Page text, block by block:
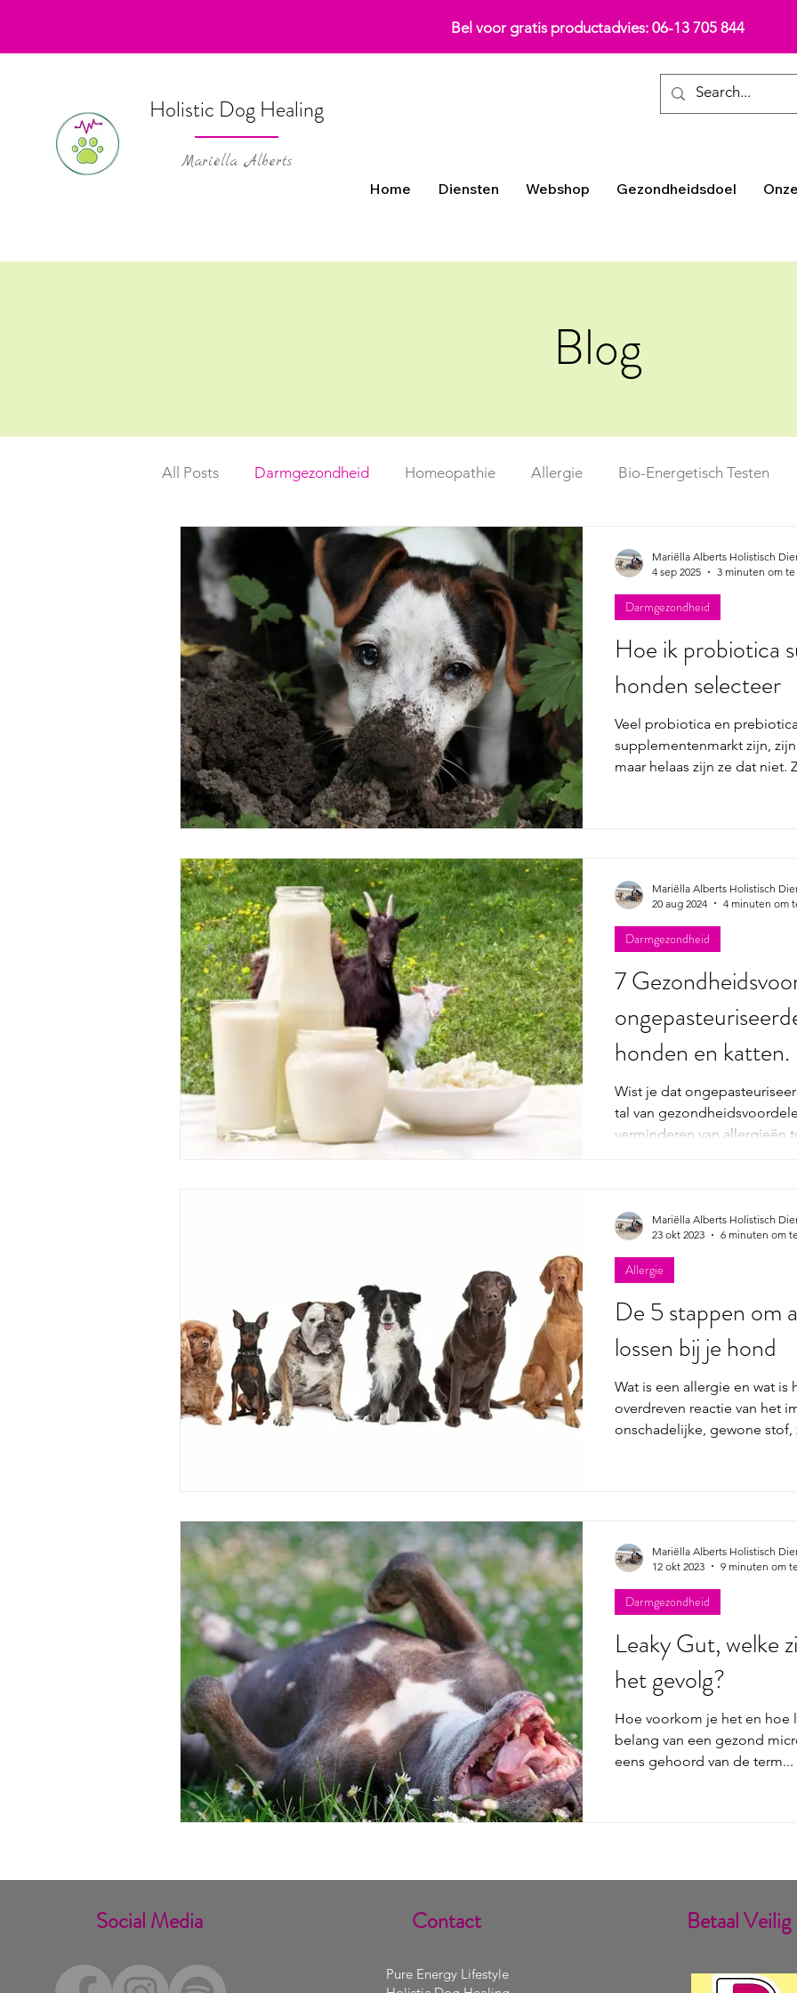
Bel voor gratis productadvies: 06-13 705 844
Holistic Dog Healing
Mariëlla Alberts
Home Diensten Webshop Gezondheidsdoel
Blog
All Posts Darmgezondheid Homeopathie Allergie Bio-Energetisch Testen
Holistische oplossingen Productinformatie Voeding
Hoe ik probiotica
honden selecteer
Veel probiotica en
supplementenmarkt zijn,
maar helaas zijn ze dat niet.
in plaats van herstel.......
Darmgezondheid
Mariëlla Alberts Holistisch
4 sep 2025
3 minuten om te
7
honden en katten.
Wist je dat
tal van
verminderen van allergieën
voedzame optie voor je
toevoeging aan hun
een schoteltje of likmat.
Darmgezondheid
Mariëlla Alberts Holistisch
20 aug 2024
4 minuten om
De 5 stappen om
lossen bij je hond
Wat is een allergie en wat is
overdreven reactie van het
onschadelijke, gewone
zijn dit eigenlijk geen
Allergie
Mariëlla Alberts Holistisch
23 okt 2023
6 minuten om
Leaky Gut, welke
het gevolg?
Hoe voorkom je het en hoe
belang van een gezond
eens gehoord van de term...
Darmgezondheid
Mariëlla Alberts Holistisch
12 okt 2023
9 minuten om
Social Media Contact
Pure Energy Lifestyle
Betaal Veilig